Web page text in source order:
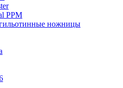
PPM
ножницы